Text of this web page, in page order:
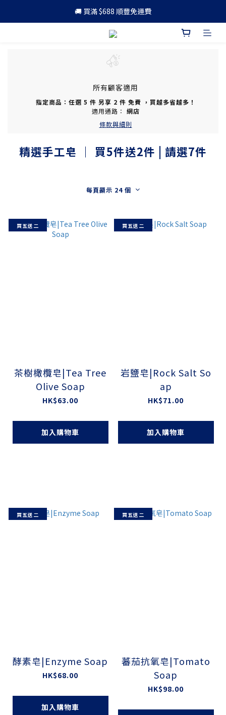
🚚 買滿 $688 順豐免運費
🚚 買滿 $688 順豐免運費
🎁 成為會員 可享更多優惠
🚚 買滿 $688 順豐免運費
所有顧客適用
指定商品：任選 5 件 另享 2 件 免費 ，買越多省越多！
適用通路： 網店
條款與細則
精選手工皂 ｜ 買5件送2件 | 請選7件
每頁顯示 24 個
買五送二
茶樹橄欖皂|Tea Tree
Olive Soap
HK$63.00
加入購物車
買五送二
岩鹽皂|Rock Salt So
ap
HK$71.00
加入購物車
買五送二
酵素皂|Enzyme Soap
HK$68.00
加入購物車
買五送二
蕃茄抗氧皂|Tomato
Soap
HK$98.00